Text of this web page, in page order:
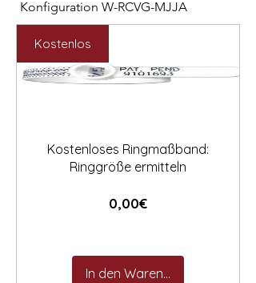
Konfiguration W-RCVG-MJJA
Preis
2.531,00 €
Preis
Kostenlos
Kostenloses Ringmaßband:
Ringgröße ermitteln
0,00€Preis
In den Warenkorb